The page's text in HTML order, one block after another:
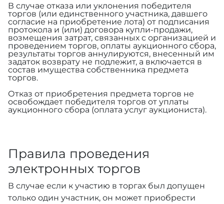
В случае отказа или уклонения победителя
торгов (или единственного участника, давшего
согласие на приобретение лота) от подписания
протокола и (или) договора купли-продажи,
возмещения затрат, связанных с организацией и
проведением торгов, оплаты аукционного сбора,
результаты торгов аннулируются, внесенный им
задаток возврату не подлежит, а включается в
состав имущества собственника предмета
торгов.
Отказ от приобретения предмета торгов не
освобождает победителя торгов от уплаты
аукционного сбора (оплата услуг аукциониста).
Правила проведения
электронных торгов
В случае если к участию в торгах был допущен
только один участник, он может приобрести